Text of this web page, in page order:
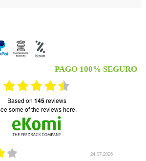
PAGO 100% SEGURO
based on 145reviews
see some of the reviews here.
24.07.2026